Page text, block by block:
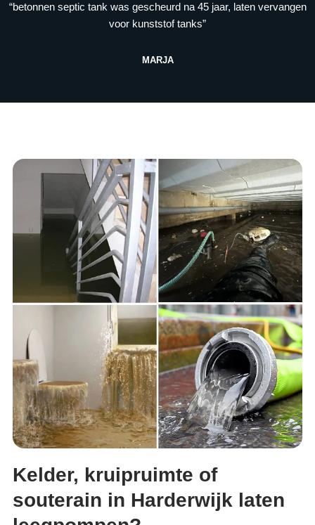
“betonnen septic tank was gescheurd na 45 jaar, laten vervangen
voor kunststof tanks”
MARJA
Kelder, kruipruimte of
souterain in Harderwijk laten